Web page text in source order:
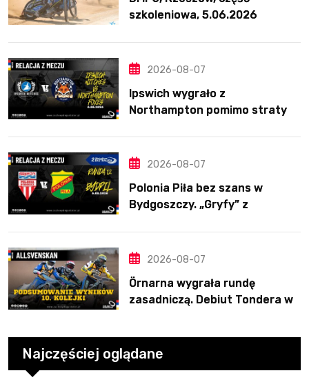
szkoleniowa, 5.06.2026
2026-08-07
Ipswich wygrało z
Northampton pomimo straty
2026-08-07
Polonia Piła bez szans w
Bydgoszczy. „Gryfy” z
2026-08-07
Örnarna wygrała rundę
zasadniczą. Debiut Tondera w
Najczęściej oglądane